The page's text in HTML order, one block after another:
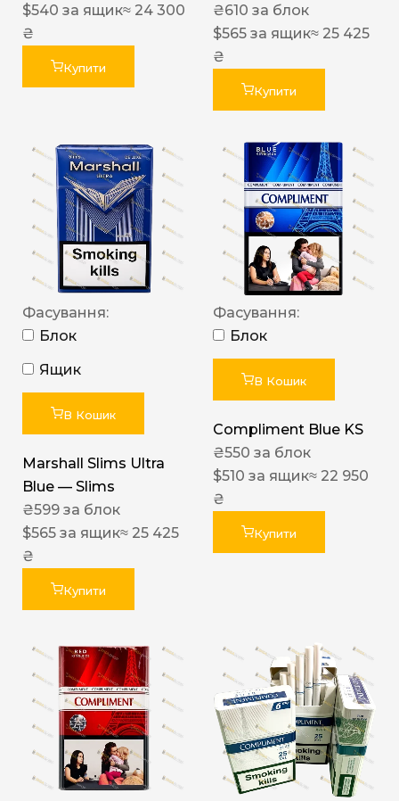
$540 за ящик≈ 24 300
₴
Купити
₴610 за блок
$565 за ящик≈ 25 425
₴
Купити
Фасування:
Блок
Ящик
В Кошик
Marshall Slims Ultra
Blue — Slims
₴599 за блок
$565 за ящик≈ 25 425
₴
Купити
Фасування:
Блок
В Кошик
Compliment Blue KS
₴550 за блок
$510 за ящик≈ 22 950
₴
Купити